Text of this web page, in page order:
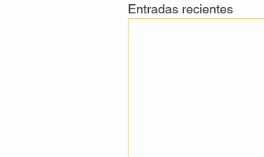
Entradas recientes